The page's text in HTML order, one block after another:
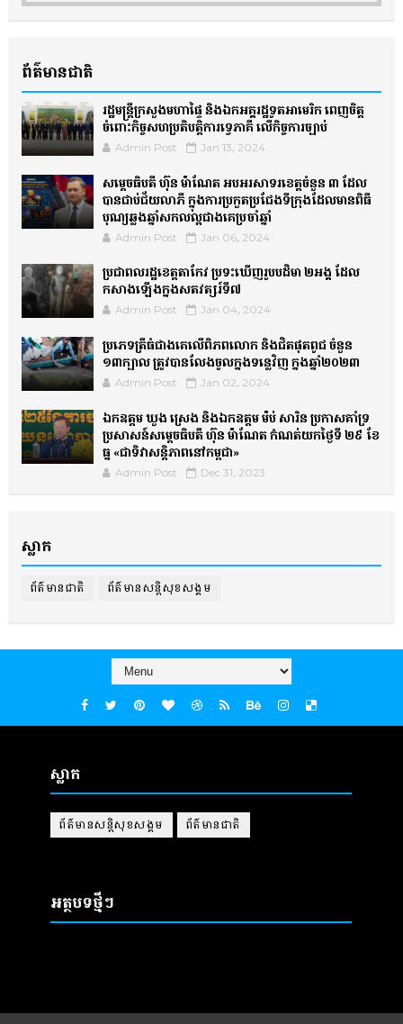
ព័ត៌មានជាតិ
រដ្ឋមន្ត្រីក្រសួងមហាផ្ទៃ និងឯកអគ្គរដ្ឋទូតអាមេរិក ពេញចិត្ត
ចំពោះកិច្ចសហប្រតិបត្តិការទ្វេភាគី លើកិច្ចការច្បាប់
Admin Post Jan 13, 2024
សម្តេចធិបតី ហ៊ុន ម៉ាណែត អបអរសាទរខេត្តចំនួន ៣ ដែល
បានជាប់ជ័យលាភី ក្នុងការប្រកួតប្រជែងទីក្រុងដែលមានពិធី
បុណ្យឆ្លងឆ្នាំសកលល្អជាងគេប្រចាំឆ្នាំ
Admin Post Jan 06, 2024
ប្រជាពលរដ្ឋខេត្តតាកែវ ប្រទះឃើញរូបបដិមា ២អង្គ ដែល
កសាងឡើងក្នុងសតវត្សរ៍ទី៧
Admin Post Jan 04, 2024
ប្រភេទត្រីធំជាងគេលើពិភពលោក និងជិតផុតពូជ ចំនួន
១៣ក្បាល ត្រូវបានលែងចូលក្នុងទន្លេវិញ ក្នុងឆ្នាំ២០២៣
Admin Post Jan 02, 2024
ឯកឧត្តម ឃួង ស្រេង និងឯកឧត្តម ម៉ប់ សារិន ប្រកាសគាំទ្រ
ប្រសាសន៍សម្តេចធិបតី ហ៊ុន ម៉ាណែត កំណត់យកថ្ងៃទី ២៩ ខែ
ធ្នូ «ជាទិវាសន្តិភាពនៅកម្ពុជា»
Admin Post Dec 31, 2023
ស្លាក
ព័ត៌មានជាតិ ព័ត៌មានសន្តិសុខសង្គម
ស្លាក
ព័ត៌មានសន្តិសុខសង្គម ព័ត៌មានជាតិ
អត្ថបទថ្មីៗ